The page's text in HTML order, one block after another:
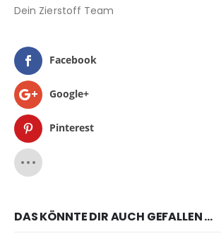
Dein Zierstoff Team
Facebook
Google+
Pinterest
DAS KÖNNTE DIR AUCH GEFALLEN …